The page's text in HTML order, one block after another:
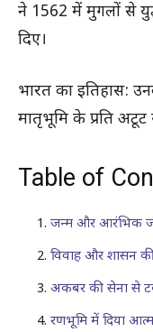
ने 1562 में मुगलों से
दिए।
भारत का इतिहास:
मातृभूमि के प्रति अटूट
Table of
जन्म और आरंभिक
विवाह और शासन
अकबर की सेना से
रणभूमि में दिया